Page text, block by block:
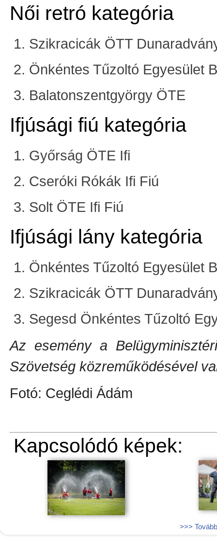
Női retró kategória
Szikracicák ÖTT
Önkéntes Tűzoltó Egyesület
Balatonszentgyörgy ÖTE
Ifjúsági fiú kategória
Győrság ÖTE Ifi
Cseróki Rókák Ifi Fiú
Solt ÖTE Ifi Fiú
Ifjúsági lány kategória
Önkéntes Tűzoltó Egyesület
Szikracicák ÖTT
Segesd Önkéntes Tűzoltó
Az esemény a
Szövetség közreműködésével
Fotó: Ceglédi Ádám
Kapcsolódó képek:
>>>